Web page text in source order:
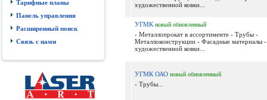
Тарифные планы
Панель управления
Расширенный поиск
Связь с нами
художественной ковки...
УГМК новый обновленный
- Металлопрокат в ассортименте - Трубы -
Металлоконструкции - Фасадные материалы -
художественной ковки...
УГМК ОАО новый обновленный
- Трубы...